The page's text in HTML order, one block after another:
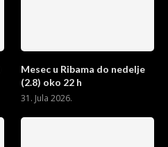
Mesec u Ribama do nedelje
(2.8) oko 22 h
31. Jula 2026.